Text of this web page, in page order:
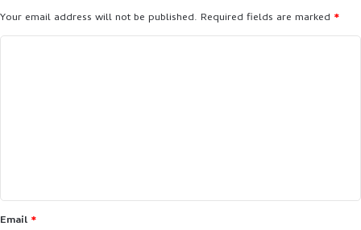
Your email address will not be published. Required fields are marked *
*
Email *